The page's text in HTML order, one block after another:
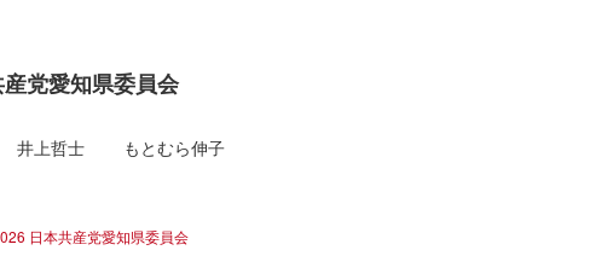
党愛知県委員会
井上哲士 もとむら伸子
日本共産党愛知県委員会